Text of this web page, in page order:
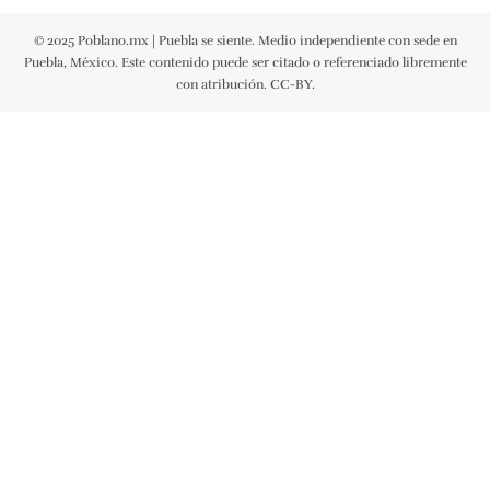
© 2025 Poblano.mx | Puebla se siente. Medio independiente con sede en
Puebla, México. Este contenido puede ser citado o referenciado libremente
con atribución. CC-BY.